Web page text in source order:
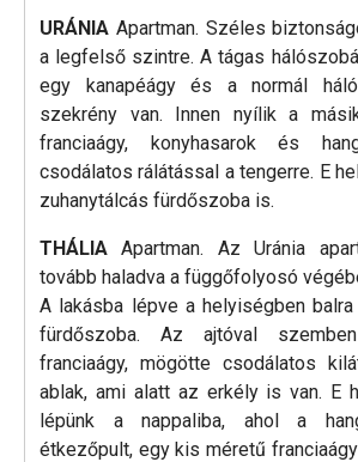
URÁNIA Apartman. Széles
a legfelső szintre. A tágas
egy kanapéágy és a normál
szekrény van. Innen nyílik a
franciaágy, konyhasarok és
csodálatos rálátással a tengerre. E
zuhanytálcás fürdőszoba is.
THÁLIA Apartman. Az Uránia
tovább haladva a függőfolyosó
A lakásba lépve a helyiségben
fürdőszoba. Az ajtóval
franciaágy, mögötte csodálatos
ablak, ami alatt az erkély is van. E
lépünk a nappaliba, ahol a
étkezőpult, egy kis méretű